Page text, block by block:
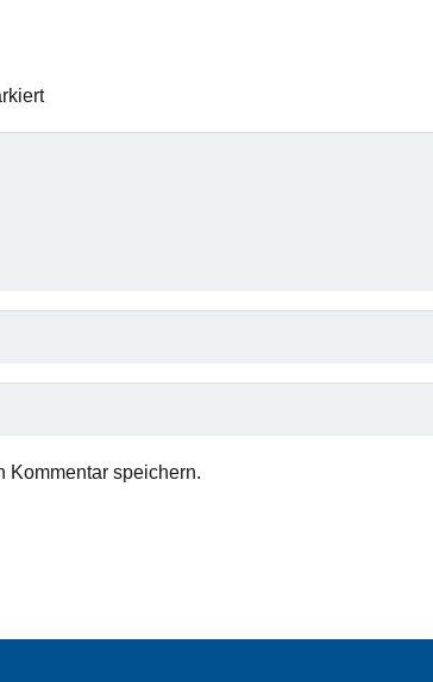
Kommentar speichern.